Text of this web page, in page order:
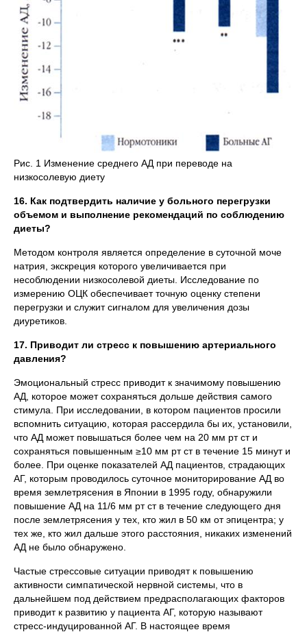
Рис. 1 Изменение среднего АД при переводе на
низкосолевую диету
16. Как подтвердить наличие у больного перегрузки
объемом и выполнение рекомендаций по соблюдению
диеты?
Методом контроля является определение в суточной моче
натрия, экскреция которого увеличивается при
несоблюдении низкосолевой диеты. Исследование по
измерению ОЦК обеспечивает точную оценку степени
перегрузки и служит сигналом для увеличения дозы
диуретиков.
17. Приводит ли стресс к повышению артериального
давления?
Эмоциональный стресс приводит к значимому повышению
АД, которое может сохраняться дольше действия самого
стимула. При исследовании, в котором пациентов просили
вспомнить ситуацию, которая рассердила бы их, установили,
что АД может повышаться более чем на 20 мм рт ст и
сохраняться повышенным ≥10 мм рт ст в течение 15 минут и
более. При оценке показателей АД пациентов, страдающих
АГ, которым проводилось суточное мониторирование АД во
время землетрясения в Японии в 1995 году, обнаружили
повышение АД на 11/6 мм рт ст в течение следующего дня
после землетрясения у тех, кто жил в 50 км от эпицентра; у
тех же, кто жил дальше этого расстояния, никаких изменений
АД не было обнаружено.
Частые стрессовые ситуации приводят к повышению
активности симпатической нервной системы, что в
дальнейшем под действием предрасполагающих факторов
приводит к развитию у пациента АГ, которую называют
стресс-индуцированной АГ. В настоящее время